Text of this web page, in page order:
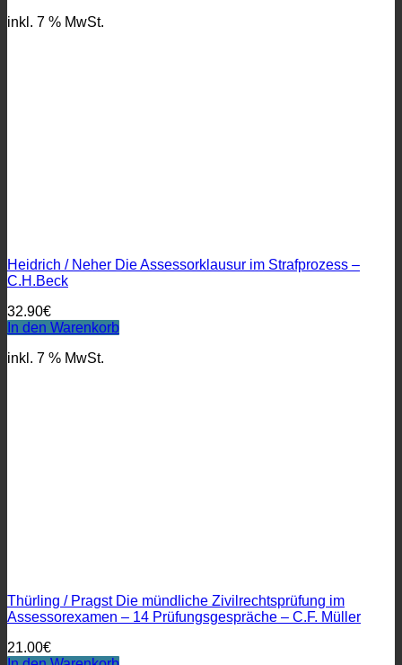
inkl. 7 % MwSt.
Heidrich / Neher Die Assessorklausur im Strafprozess –
C.H.Beck
32.90€
In den Warenkorb
inkl. 7 % MwSt.
Thürling / Pragst Die mündliche Zivilrechtsprüfung im
Assessorexamen – 14 Prüfungsgespräche – C.F. Müller
21.00€